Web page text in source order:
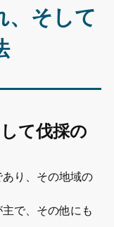
、そして
て伐採の
り、その地域の
で、その他にも